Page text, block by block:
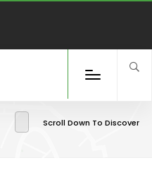
Scroll Down To Discover